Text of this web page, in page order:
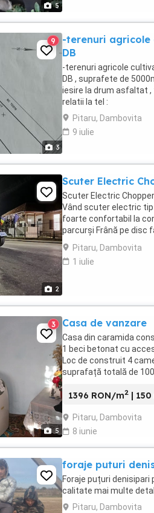
5
3
9
-terenuri agricole
DB
-terenuri agricole
DB , suprafete de
iesire la drum asfaltat
relatii la tel :
Pitaru, Dambovita
9 iulie
2
Scuter Electric
Scuter Electric
Vând scuter electric
foarte confortabil la
parcurși Frână pe disc
excepție) ...
Pitaru, Dambovita
1 iulie
5
3 Casa de vanzare
Casa din caramida
1 beci betonat cu
Loc de construit 4
suprafață totală de
1396 RON/m2 |
Pitaru, Dambovita
8 iunie
foraje puturi
Foraje puțuri denisipari
calitate mai multe
Pitaru, Dambovita